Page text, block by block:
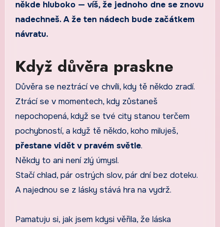
někde hluboko — víš, že jednoho dne se znovu
nadechneš. A že ten nádech bude začátkem
návratu.
Když důvěra praskne
Důvěra se neztrácí ve chvíli, kdy tě někdo zradí.
Ztrácí se v momentech, kdy zůstaneš
nepochopená, když se tvé city stanou terčem
pochybností, a když tě někdo, koho miluješ,
přestane vidět v pravém světle.
Někdy to ani není zlý úmysl.
Stačí chlad, pár ostrých slov, pár dní bez doteku.
A najednou se z lásky stává hra na vydrž.
Pamatuju si, jak jsem kdysi věřila, že láska